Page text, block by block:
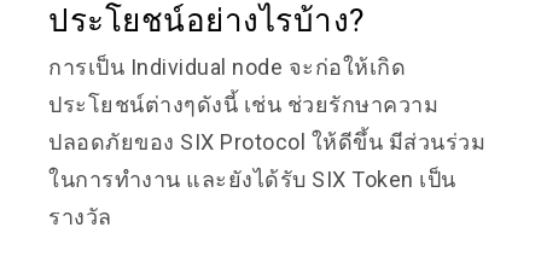
ประโยชน์อย่างไรบ้าง?
การเป็น Individual node จะก่อให้เกิด
ประโยชน์ต่างๆดังนี้ เช่น ช่วยรักษาความ
ปลอดภัยของ SIX Protocol ให้ดีขึ้น มีส่วนร่วม
ในการทำงาน และยังได้รับ SIX Token เป็น
รางวัล